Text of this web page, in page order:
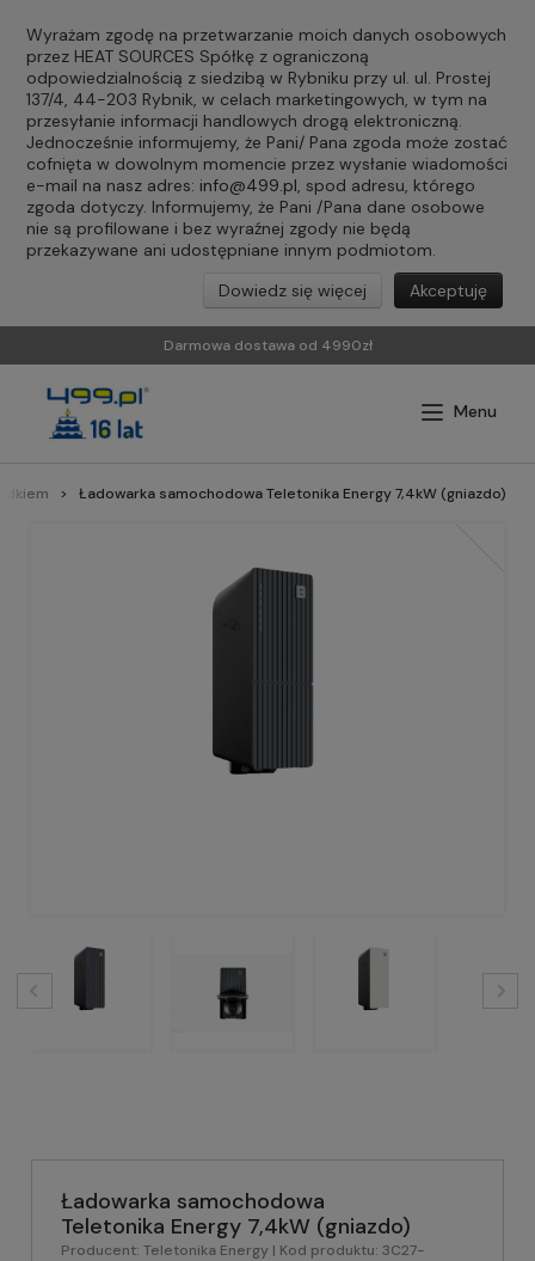
Wyrażam zgodę na przetwarzanie moich danych osobowych
przez HEAT SOURCES Spółkę z ograniczoną
odpowiedzialnością z siedzibą w Rybniku przy ul. ul. Prostej
137/4, 44-203 Rybnik, w celach marketingowych, w tym na
przesyłanie informacji handlowych drogą elektroniczną.
Jednocześnie informujemy, że Pani/ Pana zgoda może zostać
cofnięta w dowolnym momencie przez wysłanie wiadomości
e-mail na nasz adres: info@499.pl, spod adresu, którego
zgoda dotyczy. Informujemy, że Pani /Pana dane osobowe
nie są profilowane i bez wyraźnej zgody nie będą
przekazywane ani udostępniane innym podmiotom.
Akceptuję
Dowiedz się więcej
Darmowa dostawa od 4990zł
Ładowarka samochodowa Teletonika Energy 7,4kW (gniazdo)
Ładowarka samochodowa
Teletonika Energy 7,4kW (gniazdo)
Producent: Teletonika Energy | Kod produktu: 3C27-